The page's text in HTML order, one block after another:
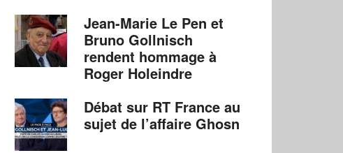
Jean-Marie Le Pen et
Bruno Gollnisch
rendent hommage à
Roger Holeindre
Débat sur RT France au
sujet de l’affaire Ghosn